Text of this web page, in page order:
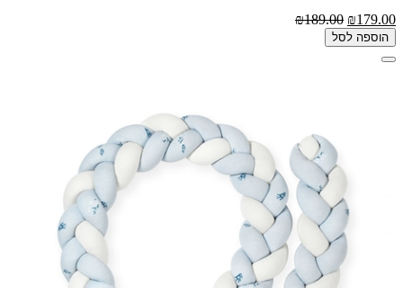
₪179.00
₪189.00
הוספה לסל